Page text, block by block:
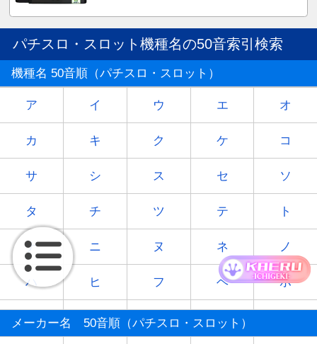
パチスロ・スロット機種名の50音索引検索
機種名 50音順（パチスロ・スロット）
ア イ ウ エ オ
カ キ ク ケ コ
サ シ ス セ ソ
タ チ ツ テ ト
ナ ニ ヌ ネ ノ
ハ ヒ フ ヘ ホ
マ ミ ム メ
メーカー名 50音順（パチスロ・スロット）